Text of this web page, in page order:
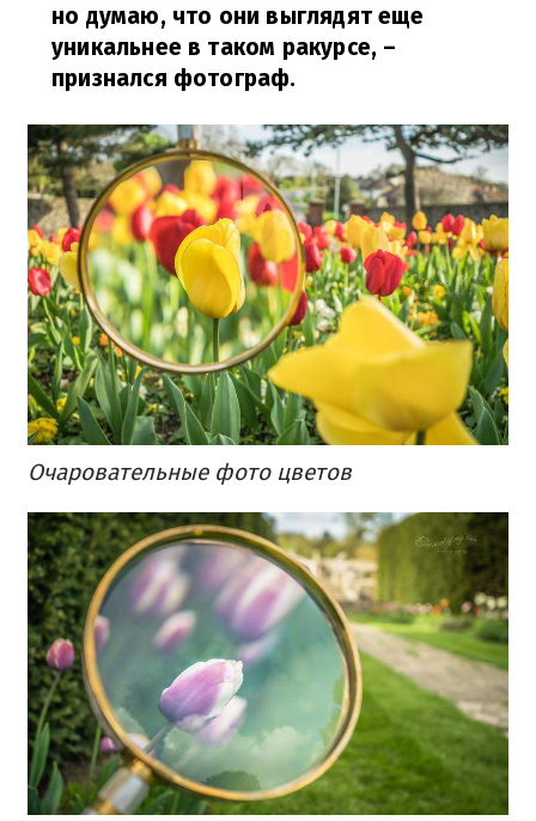
но думаю, что они выглядят еще
уникальнее в таком ракурсе, –
признался фотограф.
Очаровательные фото цветов